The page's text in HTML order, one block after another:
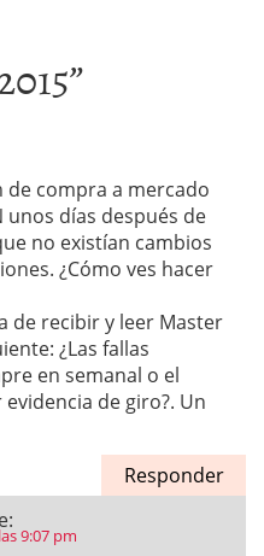
”
de compra a mercado
unos días después de
no existían cambios
¿Cómo ves hacer
de recibir y leer Master
¿Las fallas
en semanal o el
de giro?. Un
Responder
9:07 pm